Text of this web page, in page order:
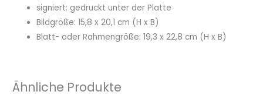
signiert: gedruckt unter der Platte
Bildgröße: 15,8 x 20,1 cm (H x B)
Blatt- oder Rahmengröße: 19,3 x 22,8 cm (H x B)
Ähnliche Produkte